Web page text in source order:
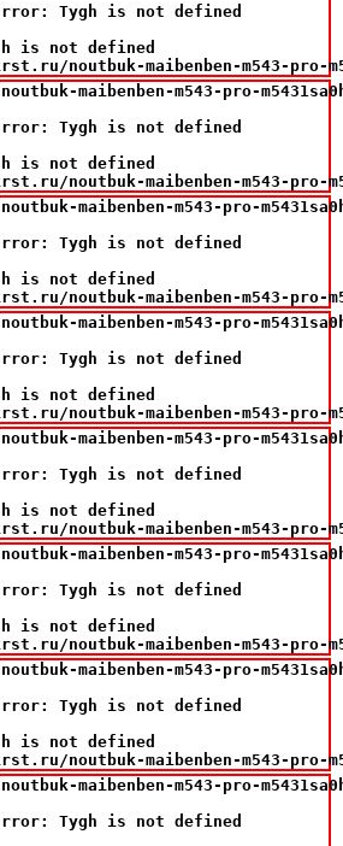
Tygh is not defined
is not defined
noutbuk-maibenben-m543-
maibenben-m543-pro-
Tygh is not defined
is not defined
noutbuk-maibenben-m543-
maibenben-m543-pro-
Tygh is not defined
is not defined
noutbuk-maibenben-m543-
maibenben-m543-pro-
Tygh is not defined
is not defined
noutbuk-maibenben-m543-
maibenben-m543-pro-
Tygh is not defined
is not defined
noutbuk-maibenben-m543-
maibenben-m543-pro-
Tygh is not defined
is not defined
noutbuk-maibenben-m543-
maibenben-m543-pro-
Tygh is not defined
is not defined
noutbuk-maibenben-m543-
maibenben-m543-pro-
Tygh is not defined